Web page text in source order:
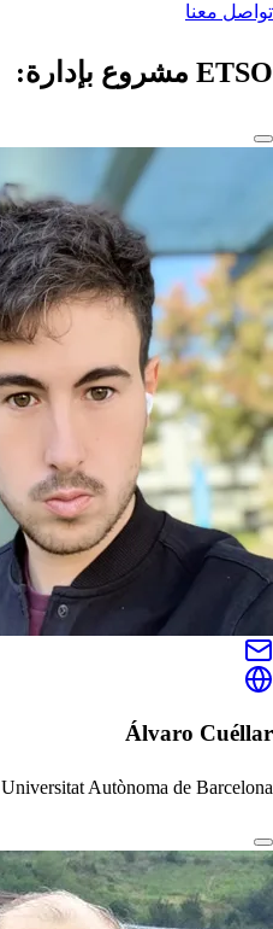
تواصل معنا
ETSO مشروع بإدارة:
Álvaro Cuéllar
Universitat Autònoma de Barcelona